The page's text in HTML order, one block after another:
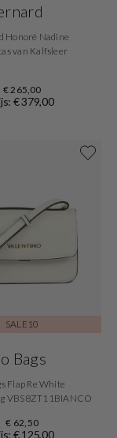
Honoré Nadine
van Kalfsleer
€ 265,00
€ 379,00
SALE10
Bags
Flap Re White
VBS8ZT11BIANCO
€ 62,50
€ 125,00